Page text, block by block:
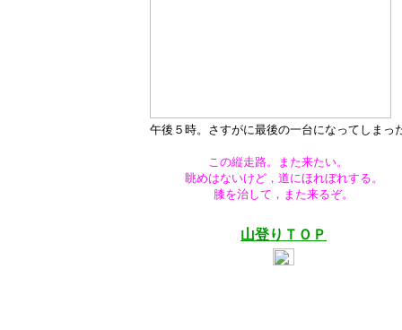
午後５時。さすがに最後の一台になってしまっ
この縦走路。また来たい。
眺めはないけど，道にほれぼれする。
膝を治して，また来るぞ。
山登りＴＯＰ